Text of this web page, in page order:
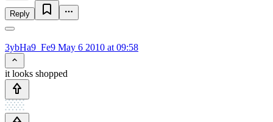
Reply
3ybHa9_Fe9 May 6 2010 at 09:58
it looks shopped